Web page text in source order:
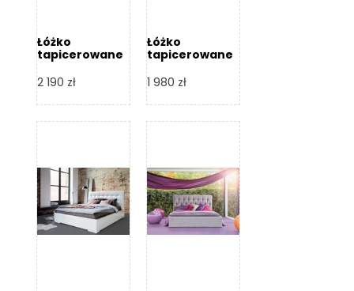
Łóżko
tapicerowane
Design
2 190 zł
Łóżko
tapicerowane
Design
1 980 zł